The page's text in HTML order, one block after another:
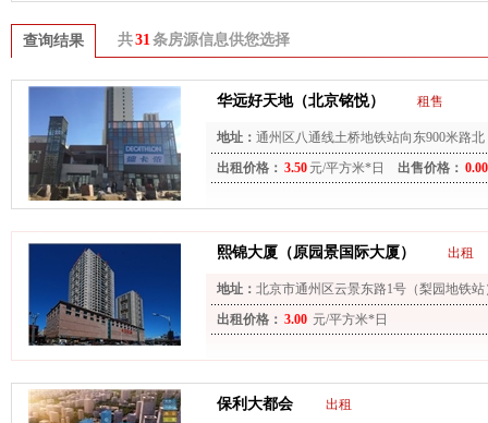
查询结果 共31条房源信息供您选择
华远好天地（北京铭悦） 租售
地址： 通州区八通线土桥地铁站向东900米路北
出租价格： 3.50 元/平方米*日 出售价格： 0.00
熙锦大厦（原园景国际大厦） 出租
地址： 北京市通州区云景东路1号（梨园地铁站
出租价格： 3.00 元/平方米*日
保利大都会 出租